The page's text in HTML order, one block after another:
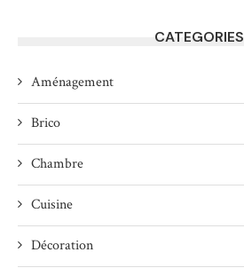
CATEGORIES
Aménagement
Brico
Chambre
Cuisine
Décoration